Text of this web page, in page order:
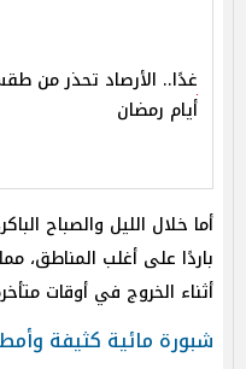
غدًا.. الأرصاد تحذر من
أيام رمضان
أما خلال الليل والصباح
باردًا على أغلب المناطق،
أثناء الخروج في أوقات
شبورة مائية كثيفة